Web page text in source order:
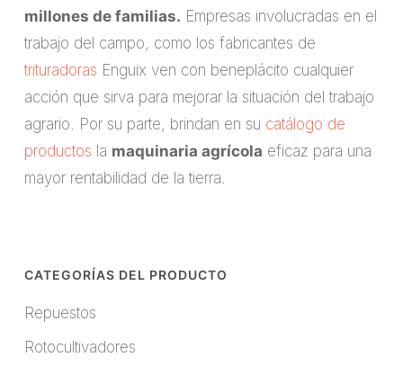
millones de familias. Empresas involucradas en el
trabajo del campo, como los fabricantes de
trituradoras Enguix ven con beneplácito cualquier
acción que sirva para mejorar la situación del trabajo
agrario. Por su parte, brindan en su catálogo de
productos la maquinaria agrícola eficaz para una
mayor rentabilidad de la tierra.
CATEGORÍAS DEL PRODUCTO
Repuestos
Rotocultivadores